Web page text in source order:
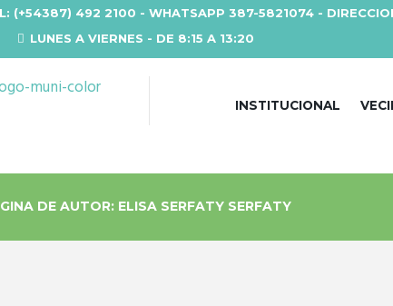
(+54387) 492 2100 - WHATSAPP 387-5821074 -
LUNES A VIERNES - DE 8:15 A 13:20
INSTITUCIONAL
DE AUTOR: ELISA SERFATY SERFATY